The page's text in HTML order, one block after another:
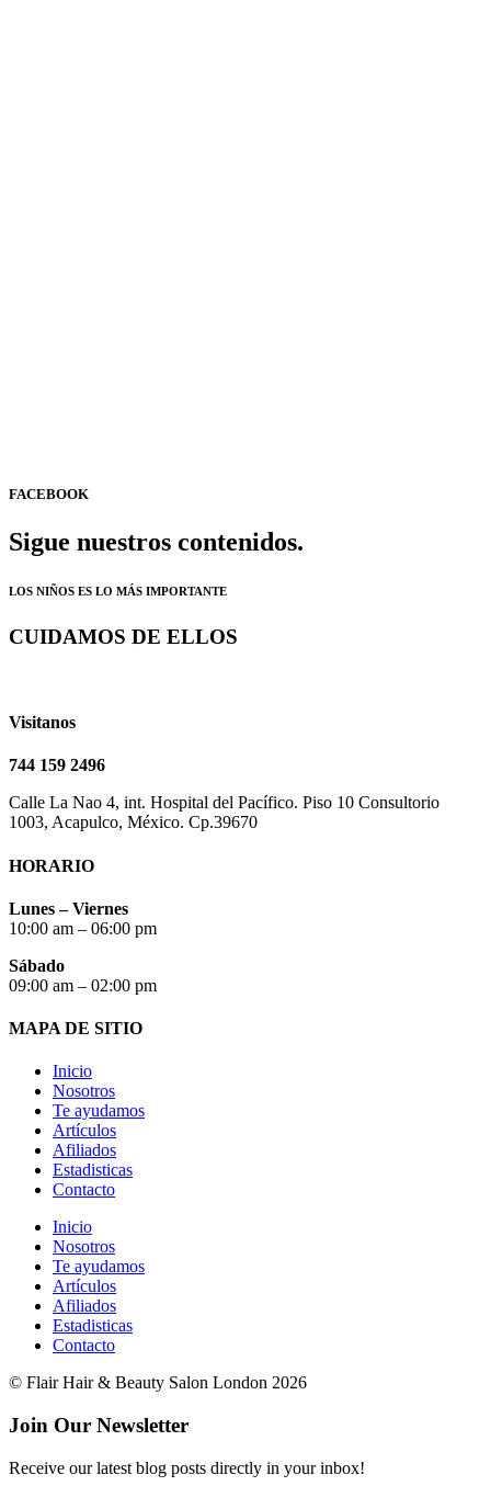
FACEBOOK
Sigue nuestros contenidos.
LOS NIÑOS ES LO MÁS IMPORTANTE
CUIDAMOS DE ELLOS
Visitanos
744 159 2496
Calle La Nao 4, int. Hospital del Pacífico. Piso 10 Consultorio
1003, Acapulco, México. Cp.39670
HORARIO
Lunes – Viernes
10:00 am – 06:00 pm
Sábado
09:00 am – 02:00 pm
MAPA DE SITIO
Inicio
Nosotros
Te ayudamos
Artículos
Afiliados
Estadisticas
Contacto
Inicio
Nosotros
Te ayudamos
Artículos
Afiliados
Estadisticas
Contacto
© Flair Hair & Beauty Salon London 2026
Join Our Newsletter
Receive our latest blog posts directly in your inbox!